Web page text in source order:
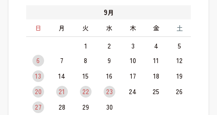
9月
日
月 火 水 木 金 土
1 2 3 4
5
6
7 8 9 10 11
12
13
14 15 16 17 18
19
20
21 22 23 24 25
26
27
28 29
30